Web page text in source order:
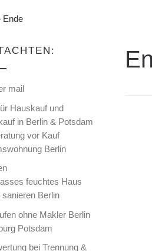
Ende
mail
Hauskauf und
in Berlin & Potsdam
vor Kauf
Berlin
feuchtes Haus
sanieren Berlin
ohne Makler Berlin
Potsdam
bei Trennung &